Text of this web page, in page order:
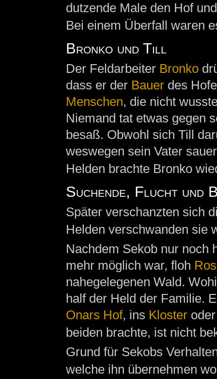
dutzende Male den Hof
Bei einem Überfall waren
Bronko und Till
Der Feldarbeiter Bronko
dass er der Bauerdes
Menschen, die nicht
Niemand tat etwas gegen
besaß. Obwohl sich Till
weswegen sein Vater
Helden brachte Bronko
Suchende, Flucht und
Später verschanzten sich
Helden verschwanden sie
Nachdem Sekob nur noch
mehr möglich war, floh
nahegelegenen Wald.
half der Held der Familie.
Onars Hof, ins Klosteroder
beiden brachte, ist nicht
Grund für Sekobs
welche ihn übernehmen